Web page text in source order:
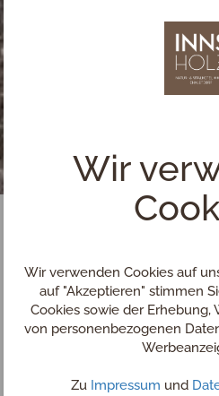
Wir
Wir verwenden Cookies auf
auf "Akzeptieren" stimmen
Cookies sowie der
von personenbezogenen
Zu Impressum und